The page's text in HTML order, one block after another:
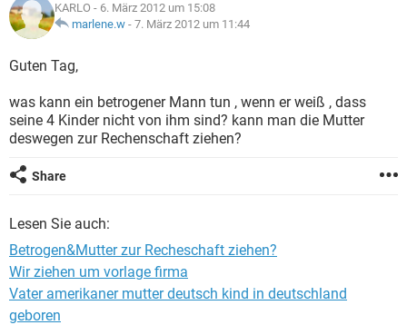
KARLO - 6. März 2012 um 15:08
marlene.w - 7. März 2012 um 11:44
Guten Tag,
was kann ein betrogener Mann tun , wenn er weiß , dass
seine 4 Kinder nicht von ihm sind? kann man die Mutter
deswegen zur Rechenschaft ziehen?
Share
Lesen Sie auch:
Betrogen&Mutter zur Recheschaft ziehen?
Wir ziehen um vorlage firma
Vater amerikaner mutter deutsch kind in deutschland
geboren